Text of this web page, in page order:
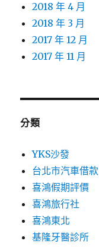
2018 年 4 月
2018 年 3 月
2017 年 12 月
2017 年 11 月
分類
YKS沙發
台北市汽車借款
喜鴻假期評價
喜鴻旅行社
喜鴻東北
基隆牙醫診所